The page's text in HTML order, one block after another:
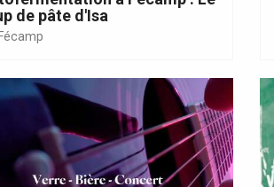
de pâte d'Isa
Fécamp